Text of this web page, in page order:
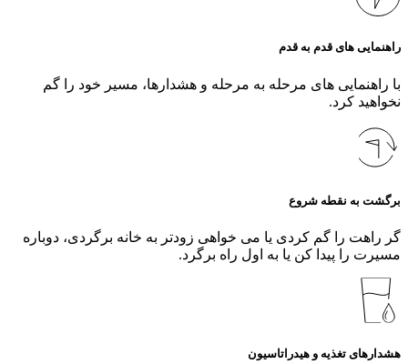
راهنمایی‌ های قدم به قدم
با راهنمایی‌ های مرحله به مرحله و هشدارها، مسیر خود را گم
نخواهید کرد.
برگشت به نقطه شروع
گر راهت را گم کردی یا می‌ خواهی زودتر به خانه برگردی، دوباره
مسیرت را پیدا کن یا به اول راه برگرد.
هشدارهای تغذیه و هیدراتاسیون